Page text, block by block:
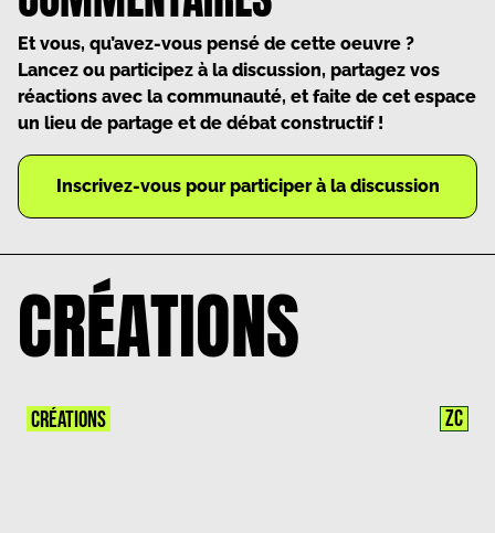
Et vous, qu’avez-vous pensé de cette oeuvre ?
Lancez ou participez à la discussion, partagez vos
réactions avec la communauté, et faite de cet espace
un lieu de partage et de débat constructif !
Inscrivez-vous pour participer à la discussion
CRÉATIONS
CRÉATIONS ZC